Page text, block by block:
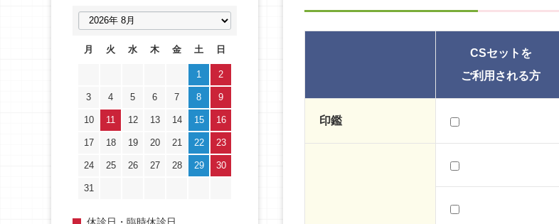
CSセットを
ご利用される方
印鑑
月 火 水 木 金 土 日
1 2
3 4 5 6 7 8 9
10 11 12 13 14 15 16
17 18 19 20 21 22 23
24 25 26 27 28 29 30
31